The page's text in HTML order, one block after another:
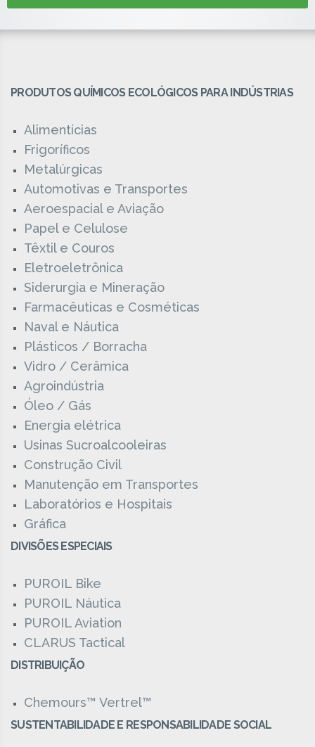
PRODUTOS QUÍMICOS ECOLÓGICOS PARA INDÚSTRIAS
Alimentícias
Frigoríficos
Metalúrgicas
Automotivas e Transportes
Aeroespacial e Aviação
Papel e Celulose
Têxtil e Couros
Eletroeletrônica
Siderurgia e Mineração
Farmacêuticas e Cosméticas
Naval e Náutica
Plásticos / Borracha
Vidro / Cerâmica
Agroindústria
Óleo / Gás
Energia elétrica
Usinas Sucroalcooleiras
Construção Civil
Manutenção em Transportes
Laboratórios e Hospitais
Gráfica
DIVISÕES ESPECIAIS
PUROIL Bike
PUROIL Náutica
PUROIL Aviation
CLARUS Tactical
DISTRIBUIÇÃO
Chemours™ Vertrel™
SUSTENTABILIDADE E RESPONSABILIDADE SOCIAL